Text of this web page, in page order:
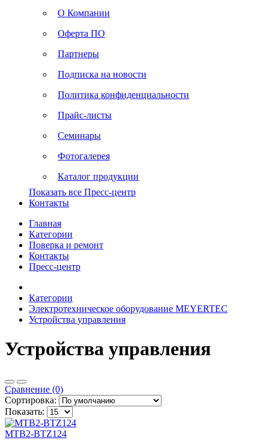
О Компании
Оферта ПО
Партнеры
Подписка на новости
Политика конфиденциальности
Прайс-листы
Семинары
Фотогалерея
Каталог продукции
Показать все Пресс-центр
Контакты
Главная
Категории
Поверка и ремонт
Контакты
Пресс-центр
Категории
Электротехническое оборудование MEYERTEC
Устройства управления
Устройства управления
Сравнение (0)
Сортировка:
Показать:
MTB2-BTZ124